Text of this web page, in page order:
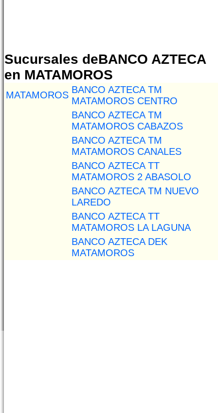
Sucursales deBANCO AZTECA
en MATAMOROS
MATAMOROS BANCO AZTECA TM
MATAMOROS CENTRO
BANCO AZTECA TM
MATAMOROS CABAZOS
BANCO AZTECA TM
MATAMOROS CANALES
BANCO AZTECA TT
MATAMOROS 2 ABASOLO
BANCO AZTECA TM NUEVO
LAREDO
BANCO AZTECA TT
MATAMOROS LA LAGUNA
BANCO AZTECA DEK
MATAMOROS